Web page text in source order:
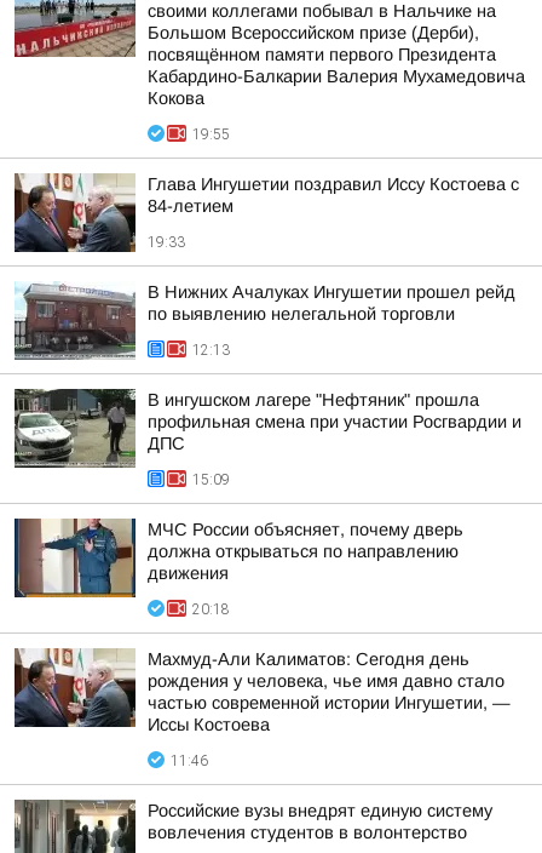
своими коллегами побывал в Нальчике на
Большом Всероссийском призе (Дерби),
посвящённом памяти первого Президента
Кабардино-Балкарии Валерия Мухамедовича
Кокова
19:55
Глава Ингушетии поздравил Иссу Костоева с
84-летием
19:33
В Нижних Ачалуках Ингушетии прошел рейд
по выявлению нелегальной торговли
12:13
В ингушском лагере "Нефтяник" прошла
профильная смена при участии Росгвардии и
ДПС
15:09
МЧС России объясняет, почему дверь
должна открываться по направлению
движения
20:18
Махмуд-Али Калиматов: Сегодня день
рождения у человека, чье имя давно стало
частью современной истории Ингушетии, —
Иссы Костоева
11:46
Российские вузы внедрят единую систему
вовлечения студентов в волонтерство